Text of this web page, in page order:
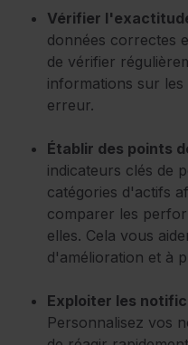
Vérifier
données correctes
de vérifier
informations sur
erreur.
Établir des points
indicateurs clés de
catégories d'actifs
comparer les
elles. Cela vous
d'amélioration et à
Exploiter les
Personnalisez vos